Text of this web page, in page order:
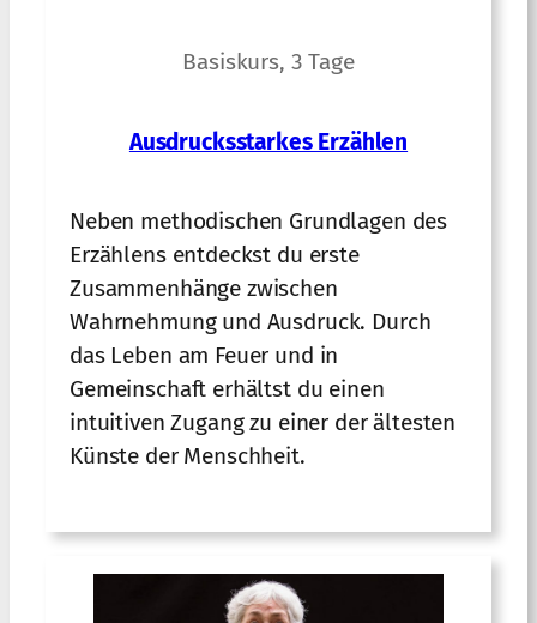
Basiskurs, 3 Tage
Ausdrucksstarkes Erzählen
Neben methodischen Grundlagen des
Erzählens entdeckst du erste
Zusammenhänge zwischen
Wahrnehmung und Ausdruck. Durch
das Leben am Feuer und in
Gemeinschaft erhältst du einen
intuitiven Zugang zu einer der ältesten
Künste der Menschheit.